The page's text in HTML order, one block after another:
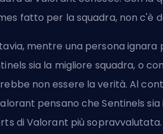
fatto per la squadra, non c'è
mentre una persona
sia la migliore squadra, o
non essere la verità. Al
pensano che Sentinels
di Valorant più